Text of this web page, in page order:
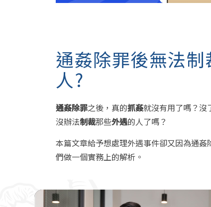
通姦除罪後無法制
人?
通姦除罪之後，真的抓姦就沒有用了嗎？沒
沒辦法制裁那些外遇的人了嗎？
本篇文章給予想處理外遇事件卻又因為通姦
們做一個實務上的解析。